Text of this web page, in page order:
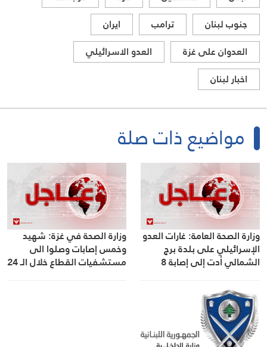
جنوب لبنان
ترامب
ايران
العدوان على غزة
العدو الاسرائيلي
اخبار لبنان
مواضيع ذات صلة
وزارة الصحة العامة: غارات العدو
الإسرائيلي على بلدة برج
الشمالي أدت إلى إصابة 8
وزارة الصحة في غزة: شهيد
وخمس إصابات وصلوا الى
مستشفيات القطاع خلال الـ 24